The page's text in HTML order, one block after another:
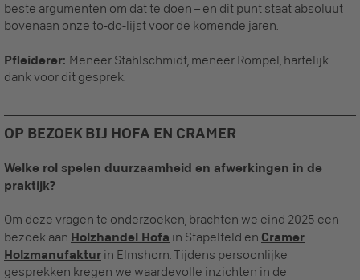
beste argumenten om dat te doen – en dit punt staat absoluut
bovenaan onze to-do-lijst voor de komende jaren.
Pfleiderer: Meneer Stahlschmidt, meneer Rompel, hartelijk
dank voor dit gesprek.
OP BEZOEK BIJ HOFA EN CRAMER
Welke rol spelen duurzaamheid en afwerkingen in de
praktijk?
Om deze vragen te onderzoeken, brachten we eind 2025 een
bezoek aan Holzhandel Hofa in Stapelfeld en Cramer
Holzmanufaktur in Elmshorn. Tijdens persoonlijke
gesprekken kregen we waardevolle inzichten in de